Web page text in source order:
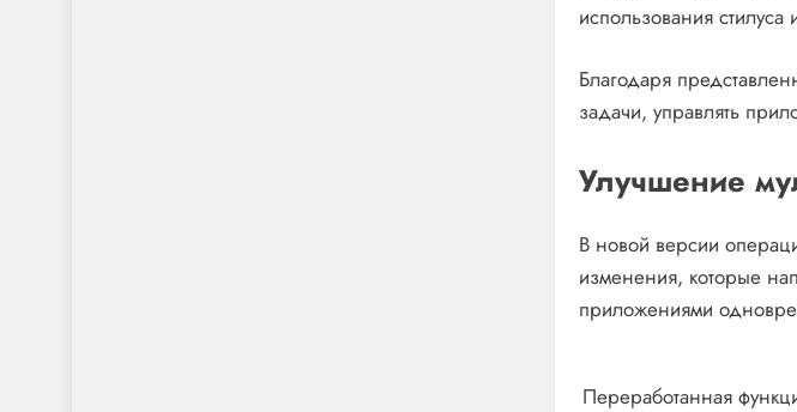
использования стилуса
Благодаря
задачи, управлять
Улучшение
В новой версии
изменения, которые
приложениями
Переработанная